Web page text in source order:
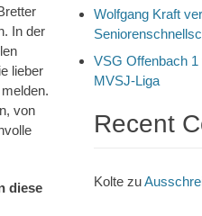
In der
lieber
von
diese
Wolfgang Kraft
VSG Offenbach
MVSJ-Liga
Recent
Kolte zu